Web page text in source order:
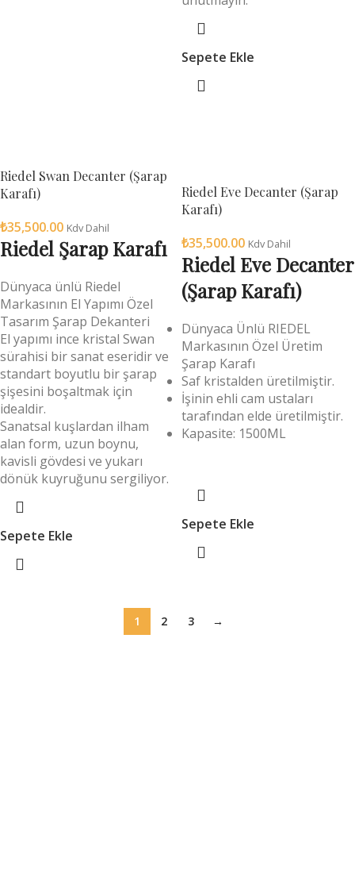
Sepete Ekle
Riedel Swan Decanter (Şarap
Karafı)
₺35,500.00 Kdv Dahil
Riedel Şarap Karafı
Dünyaca ünlü Riedel
Markasının El Yapımı Özel
Tasarım Şarap Dekanteri
El yapımı ince kristal Swan
sürahisi bir sanat eseridir ve
standart boyutlu bir şarap
şişesini boşaltmak için
idealdir.
Sanatsal kuşlardan ilham
alan form, uzun boynu,
kavisli gövdesi ve yukarı
dönük kuyruğunu sergiliyor.
Sepete Ekle
Riedel Eve Decanter (Şarap
Karafı)
₺35,500.00 Kdv Dahil
Riedel Eve Decanter
(Şarap Karafı)
Dünyaca Ünlü RIEDEL
Markasının Özel Üretim
Şarap Karafı
Saf kristalden üretilmiştir.
İşinin ehli cam ustaları
tarafından elde üretilmiştir.
Kapasite: 1500ML
Sepete Ekle
1 2 3 →